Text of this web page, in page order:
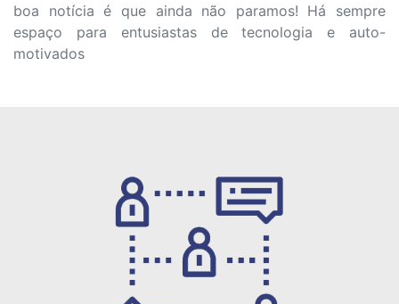
boa notícia é que ainda não paramos! Há sempre
espaço para entusiastas de tecnologia e auto-
motivados